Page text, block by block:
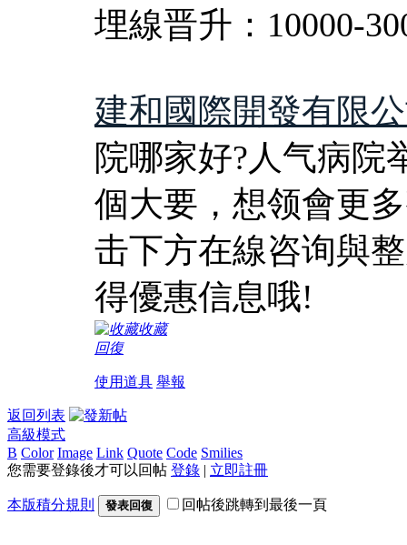
埋線晋升：10000-
建和國際開發有限
院哪家好?人气病院
個大要，想领會更
击下方在線咨询與
得優惠信息哦!
收藏
回復
使用道具 舉報
返回列表
高級模式
B Color Image Link Quote Code Smilies
您需要登錄後才可以回帖 登錄 | 立即註冊
本版積分規則 發表回復 回帖後跳轉到最後一頁